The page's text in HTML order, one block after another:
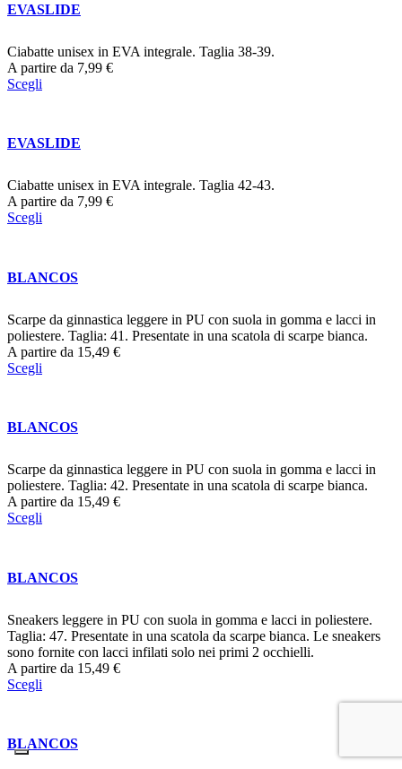
EVASLIDE
Ciabatte unisex in EVA integrale. Taglia 38-39.
A partire da 7,99 €
Scegli
EVASLIDE
Ciabatte unisex in EVA integrale. Taglia 42-43.
A partire da 7,99 €
Scegli
BLANCOS
Scarpe da ginnastica leggere in PU con suola in gomma e lacci in
poliestere. Taglia: 41. Presentate in una scatola di scarpe bianca.
A partire da 15,49 €
Scegli
BLANCOS
Scarpe da ginnastica leggere in PU con suola in gomma e lacci in
poliestere. Taglia: 42. Presentate in una scatola di scarpe bianca.
A partire da 15,49 €
Scegli
BLANCOS
Sneakers leggere in PU con suola in gomma e lacci in poliestere.
Taglia: 47. Presentate in una scatola da scarpe bianca. Le sneakers
sono fornite con lacci infilati solo nei primi 2 occhielli.
A partire da 15,49 €
Scegli
BLANCOS